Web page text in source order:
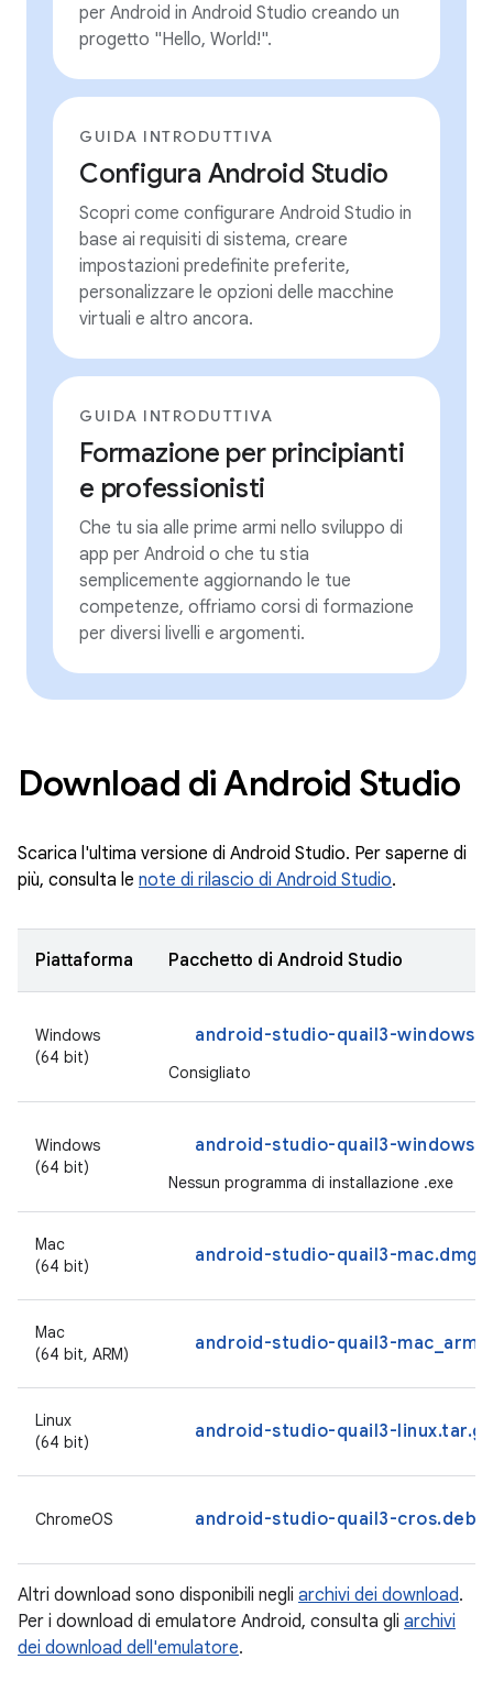
per Android in Android Studio creando un
progetto "Hello, World!".
GUIDA INTRODUTTIVA
Configura Android Studio
Scopri come configurare Android Studio in
base ai requisiti di sistema, creare
impostazioni predefinite preferite,
personalizzare le opzioni delle macchine
virtuali e altro ancora.
GUIDA INTRODUTTIVA
Formazione per principianti
e professionisti
Che tu sia alle prime armi nello sviluppo di
app per Android o che tu stia
semplicemente aggiornando le tue
competenze, offriamo corsi di formazione
per diversi livelli e argomenti.
Download di Android Studio
Scarica l'ultima versione di Android Studio. Per saperne di
più, consulta le note di rilascio di Android Studio.
Piattaforma Pacchetto di Android Studio
Windows
(64 bit)
android-studio-quail3-
Consigliato
Windows
(64 bit)
android-studio-quail3-
Nessun programma di installazione .exe
Mac
(64 bit)
android-studio-quail3-mac.dmg
Mac
(64 bit, ARM)
android-studio-quail3-
Linux
(64 bit)
android-studio-quail3-linux.tar.gz
ChromeOS android-studio-quail3-cros.deb
Altri download sono disponibili negli archivi dei download.
Per i download di emulatore Android, consulta gli archivi
dei download dell'emulatore.